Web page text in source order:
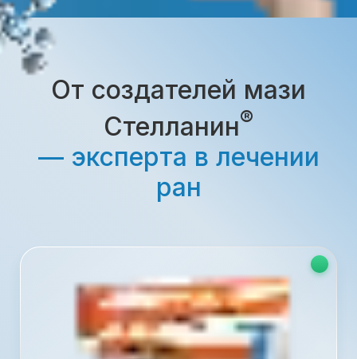
От создателей мази
Стелланин®
— эксперта в лечении
ран